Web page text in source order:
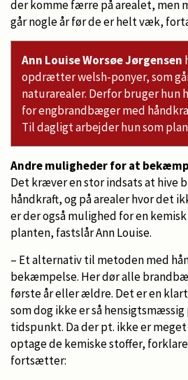
der komme færre på arealet, men
går nogle år før de er helt væk,
Ann Louise Worsøe Jørgensen
opdrætter welsh-ponyer, som
naturarealer. Derfor bruger hun
for engbrandbæger med
Til dagligt arbejder hun som
Andre muligheder for at
Det kræver en stor indsats at hive
håndkraft, og på arealer hvor det
er der også mulighed for en
planten, fastslår Ann Louise.
– Et alternativ til metoden med
bekæmpelse. Her dør alle
første år eller ældre. Det er en
som dog ikke er så
tidspunkt. Da der pt. ikke er
optage de kemiske stoffer,
fortsætter: